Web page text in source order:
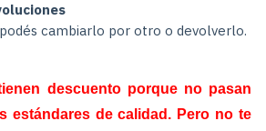
cambiarlo por otro o devolverlo.
descuento porque no pasan
estándares de calidad. Pero no te